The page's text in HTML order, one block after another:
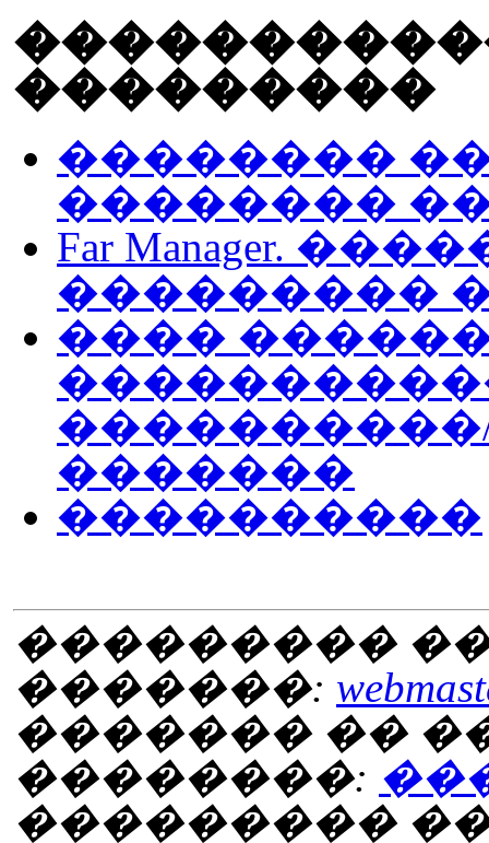
���������
��������
��������
Far Manager.
���������
����
�������
����������
���������
�������:
������� ��
��������:
���������